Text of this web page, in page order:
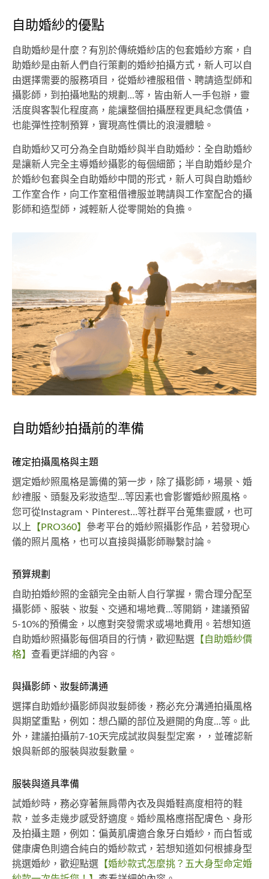
自助婚紗的優點
自助婚紗是什麼？有別於傳統婚紗店的包套婚紗方案，自
助婚紗是由新人們自行策劃的婚紗拍攝方式，新人可以自
由選擇需要的服務項目，從婚紗禮服租借、聘請造型師和
攝影師，到拍攝地點的規劃...等，皆由新人一手包辦，靈
活度與客製化程度高，能讓整個拍攝歷程更具紀念價值，
也能彈性控制預算，實現高性價比的浪漫體驗。
自助婚紗又可分為全自助婚紗與半自助婚紗：全自助婚紗
是讓新人完全主導婚紗攝影的每個細節；半自助婚紗是介
於婚紗包套與全自助婚紗中間的形式，新人可與自助婚紗
工作室合作，向工作室租借禮服並聘請與工作室配合的攝
影師和造型師，減輕新人從零開始的負擔。
自助婚紗拍攝前的準備
確定拍攝風格與主題
選定婚紗照風格是籌備的第一步，除了攝影師，場景、婚
紗禮服、頭髮及彩妝造型...等因素也會影響婚紗照風格。
您可從Instagram、Pinterest…等社群平台蒐集靈感，也可
以上 【PRO360】 參考平台的婚紗照攝影作品，若發現心
儀的照片風格，也可以直接與攝影師聯繫討論。
預算規劃
自助拍婚紗照的金額完全由新人自行掌握，需合理分配至
攝影師、服裝、妝髮、交通和場地費...等開銷，建議預留
5-10%的預備金，以應對突發需求或場地費用。若想知道
自助婚紗照攝影每個項目的行情，歡迎點選 【自助婚紗價
格】 查看更詳細的內容。
與攝影師、妝髮師溝通
選擇自助婚紗攝影師與妝髮師後，務必充分溝通拍攝風格
與期望重點，例如：想凸顯的部位及避開的角度...等。此
外，建議拍攝前7-10天完成試妝與髮型定案，，並確認新
娘與新郎的服裝與妝髮數量。
服裝與道具準備
試婚紗時，務必穿著無肩帶內衣及與婚鞋高度相符的鞋
款，並多走幾步感受舒適度。婚紗風格應搭配膚色、身形
及拍攝主題，例如：偏黃肌膚適合象牙白婚紗，而白皙或
健康膚色則適合純白的婚紗款式，若想知道如何根據身型
挑選婚紗，歡迎點選 【婚紗款式怎麼挑？五大身型命定婚